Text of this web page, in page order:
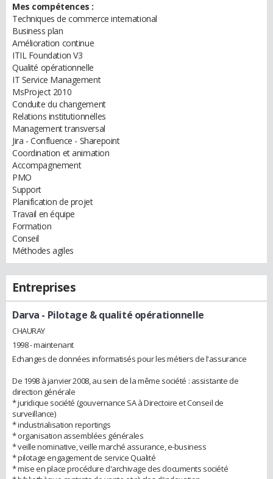
Mes compétences :
Techniques de commerce international
Business plan
Amélioration continue
ITIL Foundation V3
Qualité opérationnelle
IT Service Management
MsProject 2010
Conduite du changement
Relations institutionnelles
Management transversal
Jira - Confluence - Sharepoint
Coordination et animation
Accompagnement
PMO
Support
Planification de projet
Travail en équipe
Formation
Conseil
Méthodes agiles
Entreprises
Darva - Pilotage & qualité opérationnelle
CHAURAY
1998 - maintenant
Echanges de données informatisés pour les métiers de l'assurance
De 1998 à janvier 2008, au sein de la même société : assistante de
direction générale
* juridique société (gouvernance SA à Directoire et Conseil de
surveillance)
* industrialisation reportings
* organisation assemblées générales
* veille nominative, veille marché assurance, e-business
* pilotage engagement de service Qualité
* mise en place procédure d'archivage des documents société